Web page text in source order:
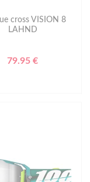
cross VISION 8
LAHND
79.95 €